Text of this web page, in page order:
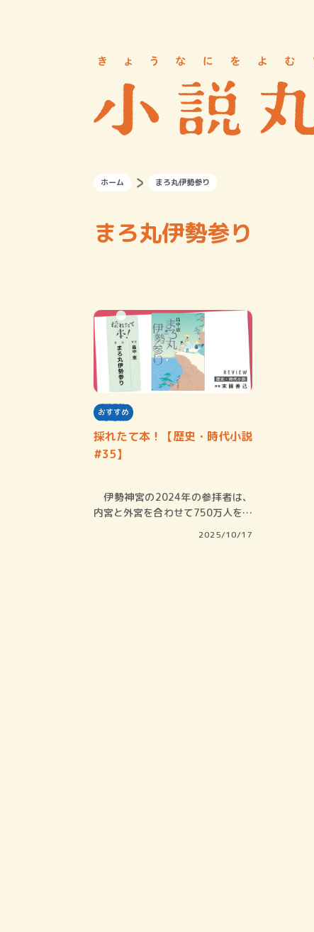
ホーム まろ丸伊勢参り
まろ丸伊勢参り
おすすめ
採れたて本！【歴史・時代小説
#35】
伊勢神宮の2024年の参拝者は、
内宮と外宮を合わせて750万人を超
2025/10/17